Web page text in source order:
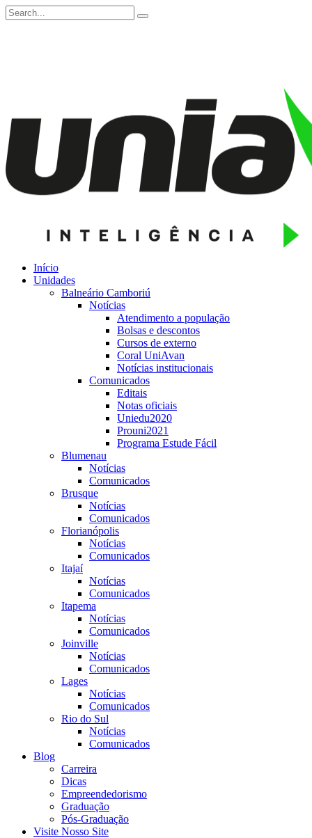
Início
Unidades
Balneário Camboriú
Notícias
Atendimento a população
Bolsas e descontos
Cursos de externo
Coral UniAvan
Notícias institucionais
Comunicados
Editais
Notas oficiais
Uniedu2020
Prouni2021
Programa Estude Fácil
Blumenau
Notícias
Comunicados
Brusque
Notícias
Comunicados
Florianópolis
Notícias
Comunicados
Itajaí
Notícias
Comunicados
Itapema
Notícias
Comunicados
Joinville
Notícias
Comunicados
Lages
Notícias
Comunicados
Rio do Sul
Notícias
Comunicados
Blog
Carreira
Dicas
Empreendedorismo
Graduação
Pós-Graduação
Visite Nosso Site